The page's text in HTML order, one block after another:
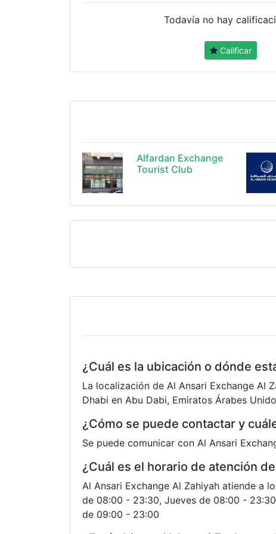
Todavía no hay
Calificar
Alfardan Exchange
Tourist Club
¿Cuál es la ubicación o dónde
La localización de Al Ansari Exchange Al
Dhabi en Abu Dabi, Emiratos Árabes
¿Cómo se puede contactar y
Se puede comunicar con Al Ansari
¿Cuál es el horario de atención
Al Ansari Exchange Al Zahiyah atiende a
de 08:00 - 23:30, Jueves de 08:00 -
de 09:00 - 23:00